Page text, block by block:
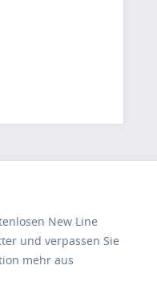
New Line
und verpassen Sie
mehr aus